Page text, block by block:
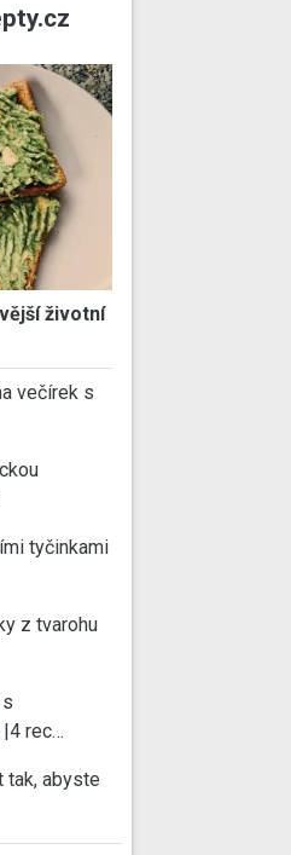
životní
večírek s
tyčinkami
z tvarohu
rec…
tak, abyste